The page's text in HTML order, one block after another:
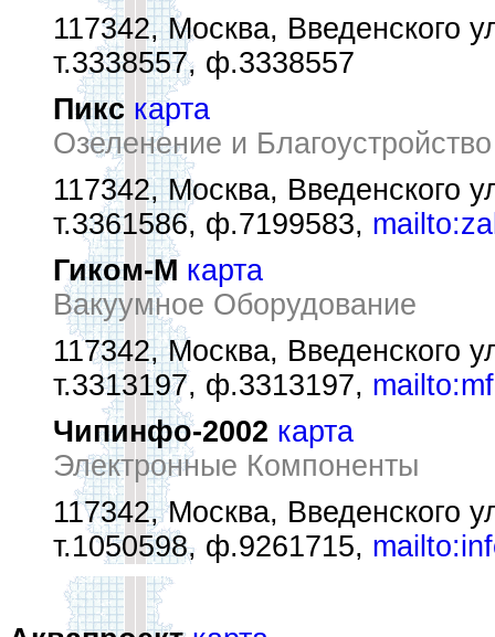
117342, Москва, Введенского
т.3338557, ф.3338557
Пикс карта
Озеленение и Благоустройство
117342, Москва, Введенского
т.3361586, ф.7199583,
Гиком-М карта
Вакуумное Оборудование
117342, Москва, Введенского
т.3313197, ф.3313197,
Чипинфо-2002 карта
Электронные Компоненты
117342, Москва, Введенского
т.1050598, ф.9261715,